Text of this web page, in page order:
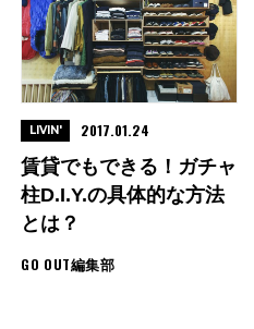
賃貸でもできる！ガチャ
柱D.I.Y.の具体的な方法
とは？
GO OUT編集部
LIVIN' 2017.01.24